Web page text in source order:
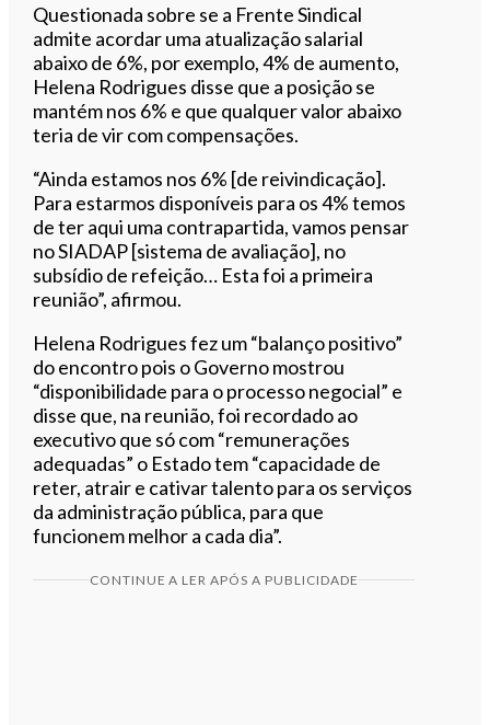
Questionada sobre se a Frente Sindical
admite acordar uma atualização salarial
abaixo de 6%, por exemplo, 4% de aumento,
Helena Rodrigues disse que a posição se
mantém nos 6% e que qualquer valor abaixo
teria de vir com compensações.
“Ainda estamos nos 6% [de reivindicação].
Para estarmos disponíveis para os 4% temos
de ter aqui uma contrapartida, vamos pensar
no SIADAP [sistema de avaliação], no
subsídio de refeição… Esta foi a primeira
reunião”, afirmou.
Helena Rodrigues fez um “balanço positivo”
do encontro pois o Governo mostrou
“disponibilidade para o processo negocial” e
disse que, na reunião, foi recordado ao
executivo que só com “remunerações
adequadas” o Estado tem “capacidade de
reter, atrair e cativar talento para os serviços
da administração pública, para que
funcionem melhor a cada dia”.
CONTINUE A LER APÓS A PUBLICIDADE